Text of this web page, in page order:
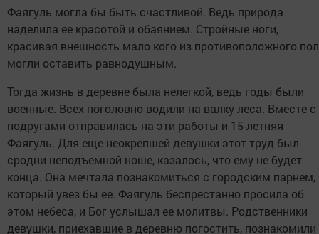
Фаягуль могла бы быть счастливой. Ведь природа
наделила ее красотой и обаянием. Стройные ноги,
красивая внешность мало кого из противоположного
могли оставить равнодушным.
Тогда жизнь в деревне была нелегкой, ведь годы были
военные. Всех поголовно водили на валку леса. Вместе с
подругами отправилась на эти работы и 15-летняя
Фаягуль. Для еще неокрепшей девушки этот труд был
сродни неподъемной ноше, казалось, что ему не будет
конца. Она мечтала познакомиться с городским парнем,
который увез бы ее. Фаягуль беспрестанно просила об
этом небеса, и Бог услышал ее молитвы. Родственники
девушки, приехавшие в деревню погостить, познакомили